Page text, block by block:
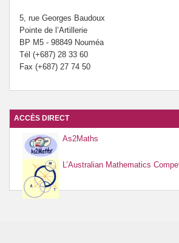
5, rue Georges Baudoux
Pointe de l’Artillerie
BP M5 - 98849 Nouméa
Tél (+687) 28 33 60
Fax (+687) 27 74 50
ACCÈS DIRECT
As2Maths
L’Australian Mathematics